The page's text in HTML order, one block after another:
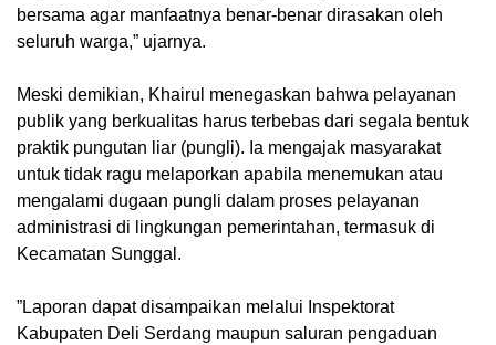
bersama agar manfaatnya benar-benar dirasakan oleh
seluruh warga,” ujarnya.
‎Meski demikian, Khairul menegaskan bahwa pelayanan
publik yang berkualitas harus terbebas dari segala bentuk
praktik pungutan liar (pungli). Ia mengajak masyarakat
untuk tidak ragu melaporkan apabila menemukan atau
mengalami dugaan pungli dalam proses pelayanan
administrasi di lingkungan pemerintahan, termasuk di
Kecamatan Sunggal.
‎”Laporan dapat disampaikan melalui Inspektorat
Kabupaten Deli Serdang maupun saluran pengaduan